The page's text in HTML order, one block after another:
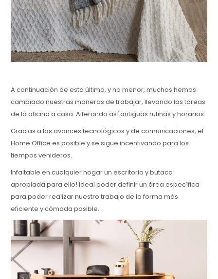
A continuación de esto último, y no menor, muchos hemos
cambiado nuestras maneras de trabajar, llevando las tareas
de la oficina a casa. Alterando así antiguas rutinas y horarios.
Gracias a los avances tecnológicos y de comunicaciones, el
Home Office es posible y se sigue incentivando para los
tiempos venideros.
Infaltable en cualquier hogar un escritorio y butaca
apropiada para ello! Ideal poder definir un área específica
para poder realizar nuestro trabajo de la forma más
eficiente y cómoda posible.